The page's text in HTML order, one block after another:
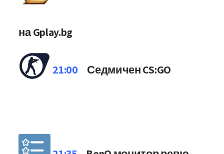
на Gplay.bg
21:00 Седмичен CS:GO